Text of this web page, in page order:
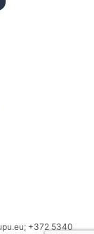
+372 5340